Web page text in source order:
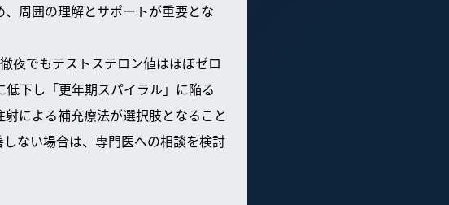
周囲の理解とサポートが重要とな
夜でもテストステロン値はほぼゼロ
下し「更年期スパイラル」に陥る
による補充療法が選択肢となること
ない場合は、専門医への相談を検討